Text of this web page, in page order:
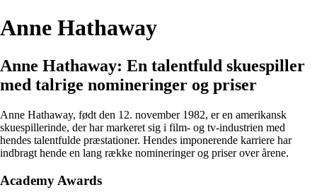
Anne Hathaway
Anne Hathaway: En talentfuld skuespiller
med talrige nomineringer og priser
Anne Hathaway, født den 12. november 1982, er en amerikansk
skuespillerinde, der har markeret sig i film- og tv-industrien med
hendes talentfulde præstationer. Hendes imponerende karriere har
indbragt hende en lang række nomineringer og priser over årene.
Academy Awards